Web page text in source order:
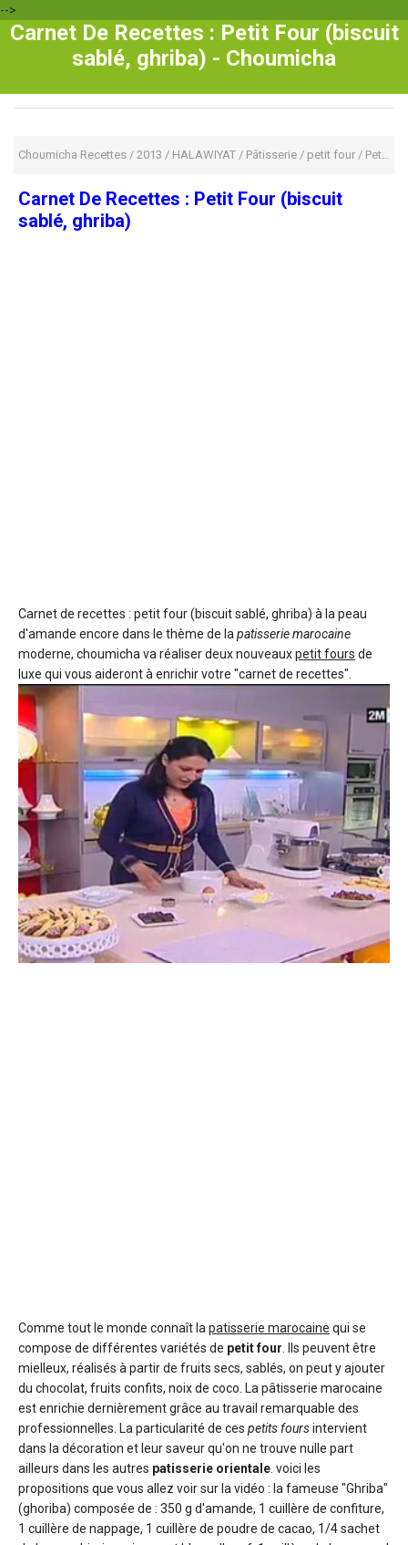
-->
Carnet De Recettes : Petit Four (biscuit
sablé, ghriba) - Choumicha
Choumicha Recettes / 2013 / HALAWIYAT / Pâtisserie / petit four / Petits Fours
Carnet De Recettes : Petit Four (biscuit
sablé, ghriba)
Carnet de recettes : petit four (biscuit sablé, ghriba) à la peau
d'amande encore dans le thème de lapatisserie marocaine
moderne, choumicha va réaliser deux nouveauxpetit fours de
luxe qui vous aideront à enrichir votre "carnet de recettes".
Comme tout le monde connaît lapatisserie marocaine qui se
compose de différentes variétés de petit four. Ils peuvent être
mielleux, réalisés à partir de fruits secs, sablés, on peut y ajouter
du chocolat, fruits confits, noix de coco. La pâtisserie marocaine
est enrichie dernièrement grâce au travail remarquable des
professionnelles. La particularité de ces petits foursintervient
dans la décoration et leur saveur qu'on ne trouve nulle part
ailleurs dans les autres patisserie orientale. voici les
propositions que vous allez voir sur la vidéo : la fameuse "Ghriba"
(ghoriba) composée de : 350 g d'amande, 1 cuillère de confiture,
1 cuillère de nappage, 1 cuillère de poudre de cacao, 1/4 sachet